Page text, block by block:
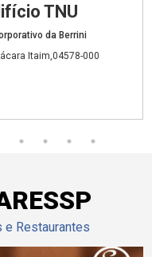
TNU
da Berrini
Itaim,04578-000
Restaurantes